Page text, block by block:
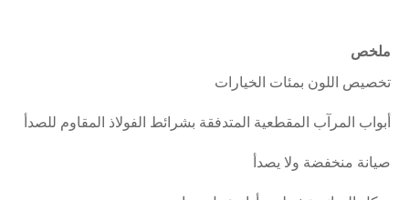
ملخص
تخصيص اللون بمئات الخيارات
أبواب المرآب المقطعية المتدفقة بشرائط الفولاذ المقاوم للصدأ
صيانة منخفضة ولا يصدأ